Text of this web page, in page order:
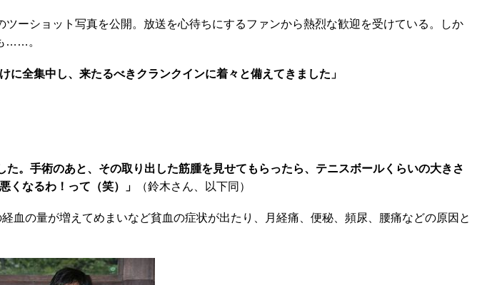
ーショット写真を公開。放送を心待ちにするファンから熱烈な歓迎を受けている。しか
……。
に全集中し、来たるべきクランクインに着々と備えてきました」
。手術のあと、その取り出した筋腫を見せてもらったら、テニスボールくらいの大きさ
くなるわ！って（笑）」
（鈴木さん、以下同）
の量が増えてめまいなど貧血の症状が出たり、月経痛、便秘、頻尿、腰痛などの原因と